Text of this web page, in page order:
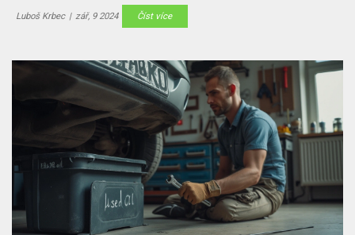
Luboš Krbec | zář, 9 2024 Číst více